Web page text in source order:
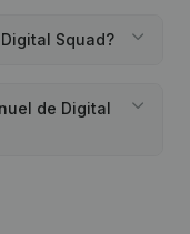
Squad?
de Digital